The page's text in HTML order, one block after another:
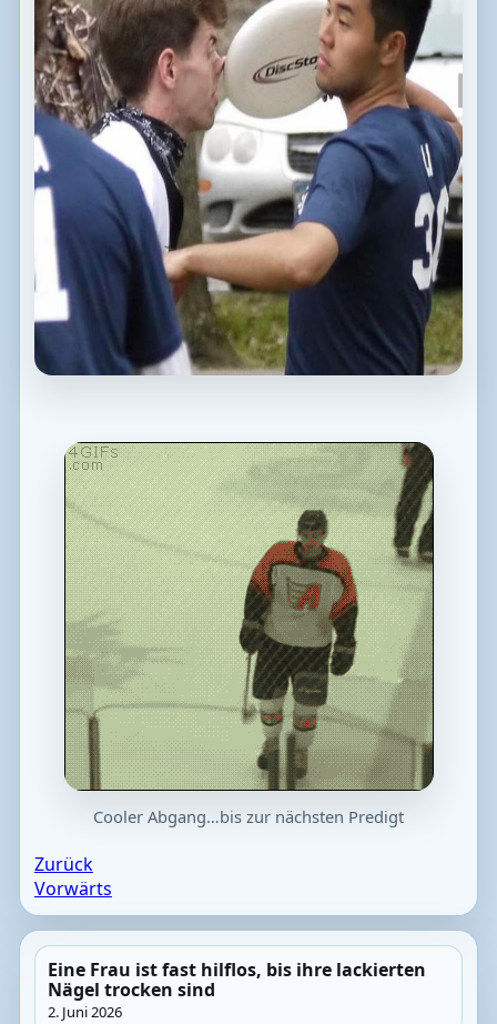
Cooler Abgang…bis zur nächsten Predigt
Zurück
Vorwärts
Eine Frau ist fast hilflos, bis ihre lackierten
Nägel trocken sind
2. Juni 2026